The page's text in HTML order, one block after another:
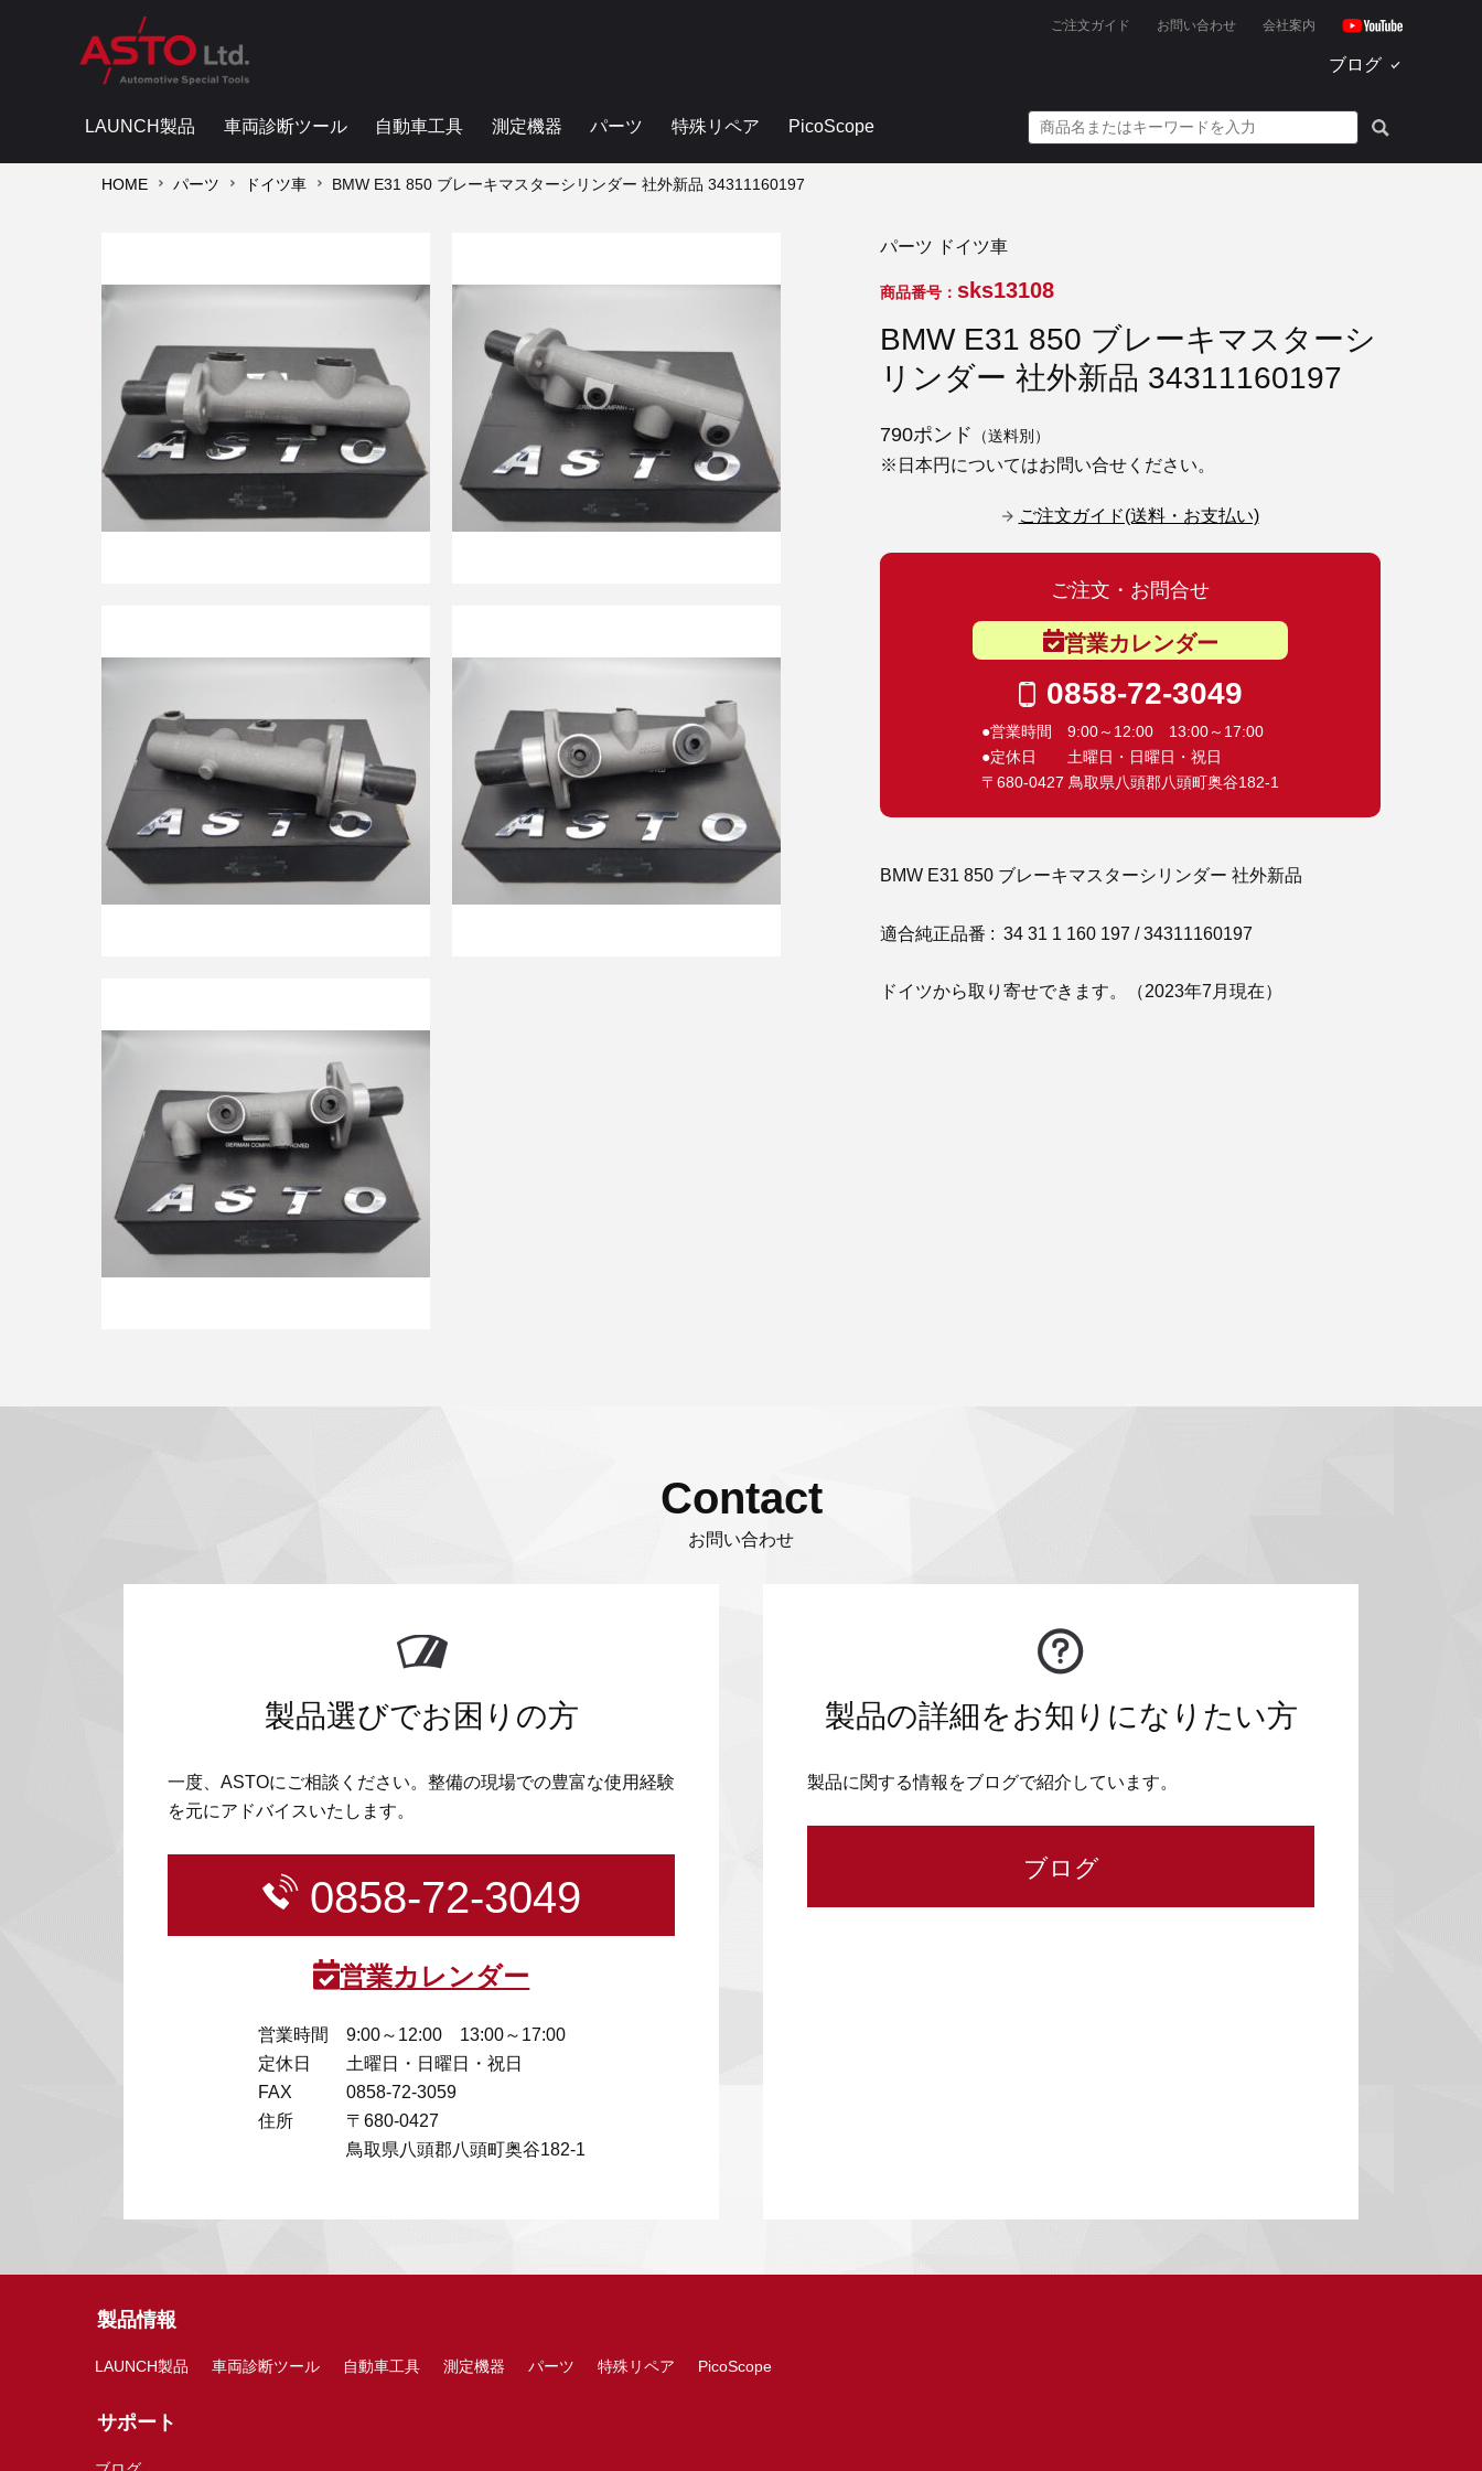
ご注文ガイド お問い合わせ 会社案内
ブログ
LAUNCH製品 車両診断ツール 自動車工具 測定機器 パーツ 特殊リペア PicoScope
HOME パーツ ドイツ車 BMW E31 850 ブレーキマスターシリンダー 社外新品 34311160197
パーツ ドイツ車
商品番号： sks13108
BMW E31 850 ブレーキマスターシ
リンダー 社外新品 34311160197
790ポンド （送料別）
※日本円についてはお問い合せください。
ご注文ガイド(送料・お支払い)
ご注文・お問合せ
営業カレンダー
0858-72-3049
●営業時間 9:00～12:00 13:00～17:00
●定休日 土曜日・日曜日・祝日
〒680-0427 鳥取県八頭郡八頭町奥谷182-1
BMW E31 850 ブレーキマスターシリンダー 社外新品
適合純正品番 : 34 31 1 160 197 / 34311160197
ドイツから取り寄せできます。（2023年7月現在）
Contact
お問い合わせ
製品選びでお困りの方
一度、ASTOにご相談ください。整備の現場での豊富な使用経験
を元にアドバイスいたします。
0858-72-3049
営業カレンダー
営業時間
9:00～12:00 13:00～17:00
定休日
土曜日・日曜日・祝日
FAX
0858-72-3059
住所
〒680-0427
鳥取県八頭郡八頭町奥谷182-1
製品の詳細をお知りになりたい方
製品に関する情報をブログで紹介しています。
ブログ
製品情報
LAUNCH製品 車両診断ツール 自動車工具 測定機器 パーツ 特殊リペア PicoScope
サポート